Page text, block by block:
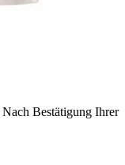
Nach Bestätigung Ihrer